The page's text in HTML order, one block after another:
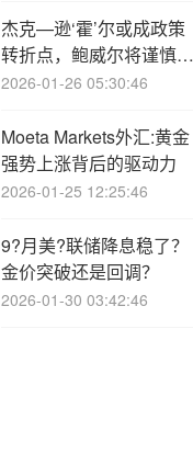
杰克—逊‘霍’尔或成政策
转折点，鲍威尔将谨慎表
态？
2026-01-26 05:30:46
Moeta Markets外汇:黄金
强势上涨背后的驱动力
2026-01-25 12:25:46
9?月美?联储降息稳了？
金价突破还是回调？
2026-01-30 03:42:46